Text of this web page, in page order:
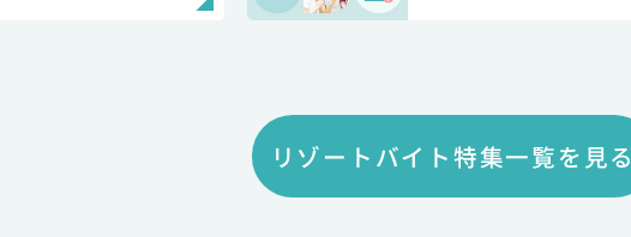
リゾートバイト特集一覧を見る